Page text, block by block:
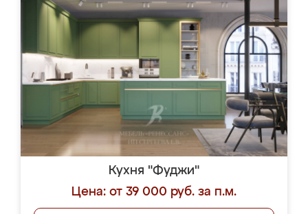
Кухня "Фуджи"
Цена: от 39 000 руб. за п.м.